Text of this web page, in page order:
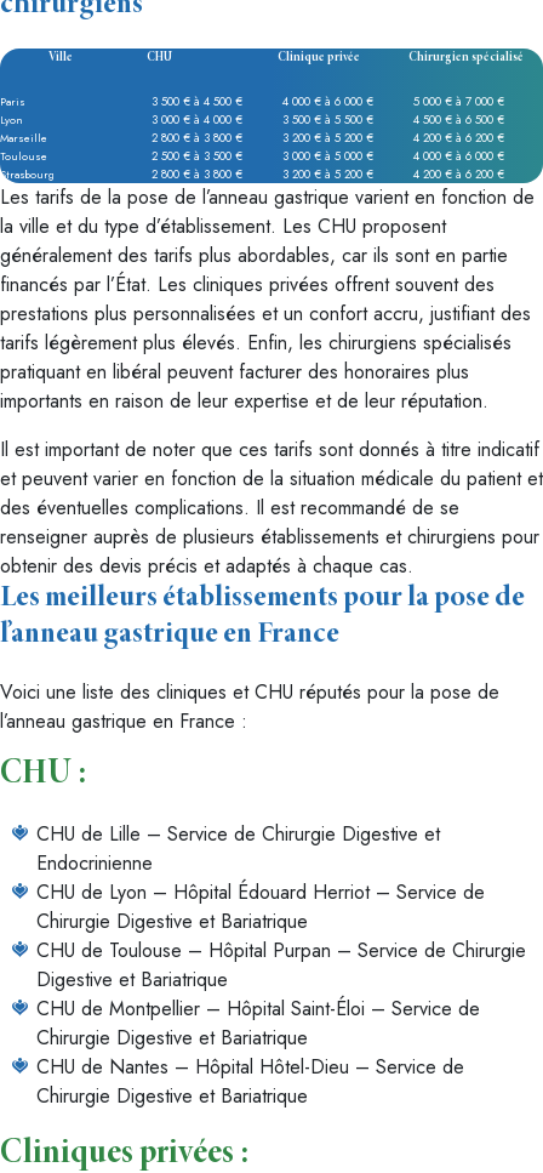
Ville CHU Clinique privée Chirurgien spécialisé
Paris 3 500 € à 4 500 € 4 000 € à 6 000 € 5 000 € à 7 000 €
Lyon 3 000 € à 4 000 € 3 500 € à 5 500 € 4 500 € à 6 500 €
Marseille 2 800 € à 3 800 € 3 200 € à 5 200 € 4 200 € à 6 200 €
Toulouse 2 500 € à 3 500 € 3 000 € à 5 000 € 4 000 € à 6 000 €
Strasbourg 2 800 € à 3 800 € 3 200 € à 5 200 € 4 200 € à 6 200 €
Les tarifs de la pose de l’anneau gastrique varient en fonction de
la ville et du type d’établissement. Les CHU proposent
généralement des tarifs plus abordables, car ils sont en partie
financés par l’État. Les cliniques privées offrent souvent des
prestations plus personnalisées et un confort accru, justifiant des
tarifs légèrement plus élevés. Enfin, les chirurgiens spécialisés
pratiquant en libéral peuvent facturer des honoraires plus
importants en raison de leur expertise et de leur réputation.
Il est important de noter que ces tarifs sont donnés à titre indicatif
et peuvent varier en fonction de la situation médicale du patient et
des éventuelles complications. Il est recommandé de se
renseigner auprès de plusieurs établissements et chirurgiens pour
obtenir des devis précis et adaptés à chaque cas.
Les meilleurs établissements pour la pose de
l’anneau gastrique en France
Voici une liste des cliniques et CHU réputés pour la pose de
l’anneau gastrique en France :
CHU :
CHU de Lille – Service de Chirurgie Digestive et
Endocrinienne
CHU de Lyon – Hôpital Édouard Herriot – Service de
Chirurgie Digestive et Bariatrique
CHU de Toulouse – Hôpital Purpan – Service de Chirurgie
Digestive et Bariatrique
CHU de Montpellier – Hôpital Saint-Éloi – Service de
Chirurgie Digestive et Bariatrique
CHU de Nantes – Hôpital Hôtel-Dieu – Service de
Chirurgie Digestive et Bariatrique
Cliniques privées :